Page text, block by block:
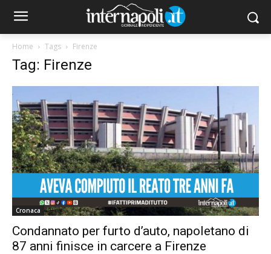
Home Tags Firenze
Tag: Firenze
Cronaca
Condannato per furto d’auto, napoletano di
87 anni finisce in carcere a Firenze